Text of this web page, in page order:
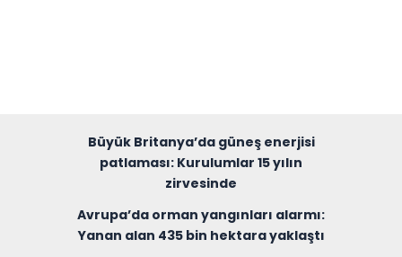
Büyük Britanya’da güneş enerjisi
patlaması: Kurulumlar 15 yılın
zirvesinde
Avrupa’da orman yangınları alarmı:
Yanan alan 435 bin hektara yaklaştı